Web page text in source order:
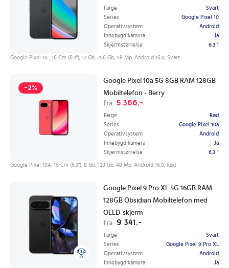
Farge
Svart
Series
Google Pixel 10
Operativsystem
Android
Innebygd kamera
Ja
Skjermstørrelse
6.3 "
Google Pixel 10 , 16 Cm (6.3"), 12 Gb, 256 Gb, 48 Mp, Android 16.0, Svart
-2%
Google Pixel 10a 5G 8GB RAM 128GB
Mobiltelefon - Berry
fra
5 366,-
Farge
Rød
Series
Google Pixel 10a
Operativsystem
Android
Innebygd kamera
Ja
Skjermstørrelse
6.3 "
Google Pixel 10A, 16 Cm (6.3"), 8 Gb, 128 Gb, 48 Mp, Android 16.0, Rød
Google Pixel 9 Pro XL 5G 16GB RAM
128GB Obsidian Mobiltelefon med
OLED-skjerm
fra
9 341,-
Farge
Svart
Series
Google Pixel 9 Pro XL
Operativsystem
Android
Innebygd kamera
Ja